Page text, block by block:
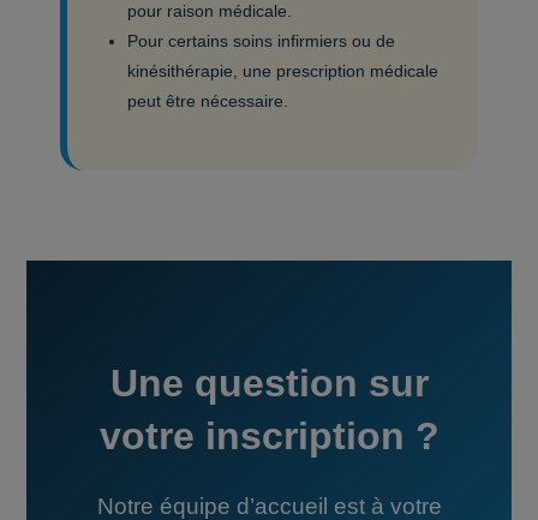
pour raison médicale.
Pour certains soins infirmiers ou de
kinésithérapie, une prescription médicale
peut être nécessaire.
Une question sur
votre inscription ?
Notre équipe d’accueil est à votre